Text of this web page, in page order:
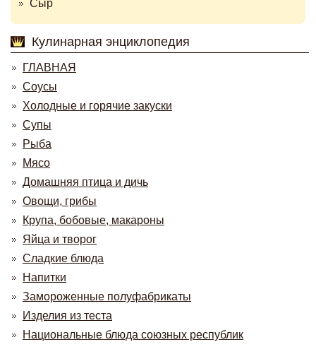
Сыр
Кулинарная энциклопедия
ГЛАВНАЯ
Соусы
Холодные и горячие закуски
Супы
Рыба
Мясо
Домашняя птица и дичь
Овощи, грибы
Крупа, бобовые, макароны
Яйца и творог
Сладкие блюда
Напитки
Замороженные полуфабрикаты
Изделия из теста
Национальные блюда союзных республик